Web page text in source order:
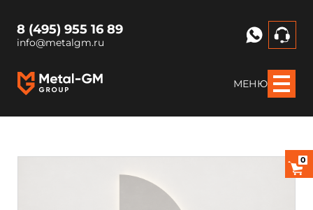
8 (495) 955 16 89
info@metalgm.ru
МЕНЮ
0